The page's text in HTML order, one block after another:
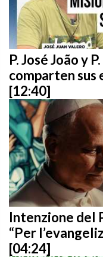
P. José João y
comparten sus
[12:40]
Intenzione del
“Per
[04:24]